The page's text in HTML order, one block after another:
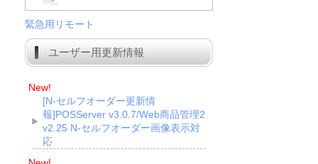
緊急用リモート
ユーザー用更新情報
New!
[N-セルフオーダー更新情
報]POSServer v3.0.7/Web商品管理2
v2.25 N-セルフオーダー画像表示対
応